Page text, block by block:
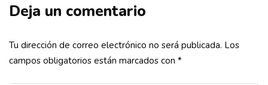
Deja un comentario
Tu dirección de correo electrónico no será publicada. Los
campos obligatorios están marcados con *